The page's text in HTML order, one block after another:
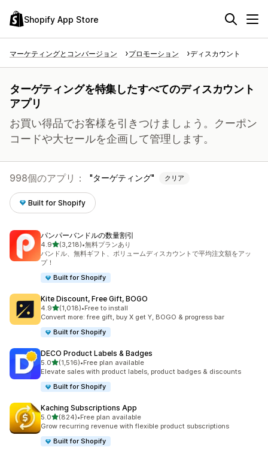
Shopify App Store
マーケティングとコンバージョン プロモーション ディスカウント
ターゲティングを特集したすべてのディスカウント
アプリ
お買い得品でお客様を引きつけましょう。クーポン
コードや大セールを企画して管理します。
998個のアプリ： ターゲティング クリア
Built for Shopify
パンパーバンドルの数量割引
4.95つ星中
(3,218)
合計レビュー数：3218件
•無料プランあり
バンドル、無料ギフト、ボリュームディスカウントで平均注文額をアッ
プ！
Built for Shopify
Kite Discount, Free Gift, BOGO
4.95つ星中
(1,018)
合計レビュー数：1018件
•Free to install
Convert more: free gift, buy X get Y, BOGO & progress bar
Built for Shopify
DECO Product Labels & Badges
5.05つ星中
(1,516)
合計レビュー数：1516件
•Free plan available
Elevate sales with product labels, product badges & discounts
Built for Shopify
Kaching Subscriptions App
5.05つ星中
(824)
合計レビュー数：824件
•Free plan available
Grow recurring revenue with flexible product subscriptions
Built for Shopify